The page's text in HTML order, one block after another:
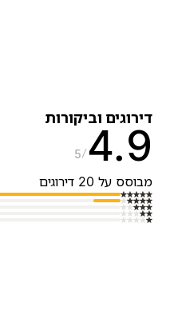
וביקורות
5
על 20 דירוגים